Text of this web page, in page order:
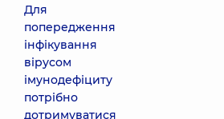
Для
попередження
інфікування
вірусом
імунодефіциту
потрібно
дотримуватися